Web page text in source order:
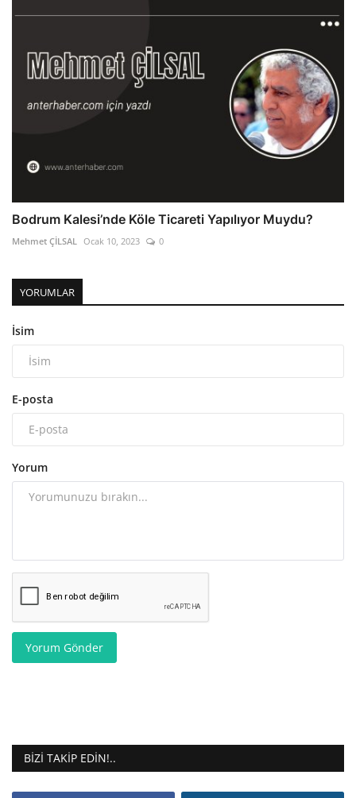
Bodrum Kalesi’nde Köle Ticareti Yapılıyor Muydu?
Mehmet ÇİLSAL Ocak 10, 2023 0
YORUMLAR
İsim
E-posta
Yorum
Yorum Gönder
BIZI TAKIP EDIN!..